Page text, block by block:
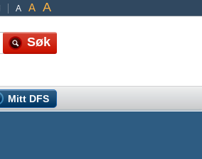
A A A
Mitt DFS